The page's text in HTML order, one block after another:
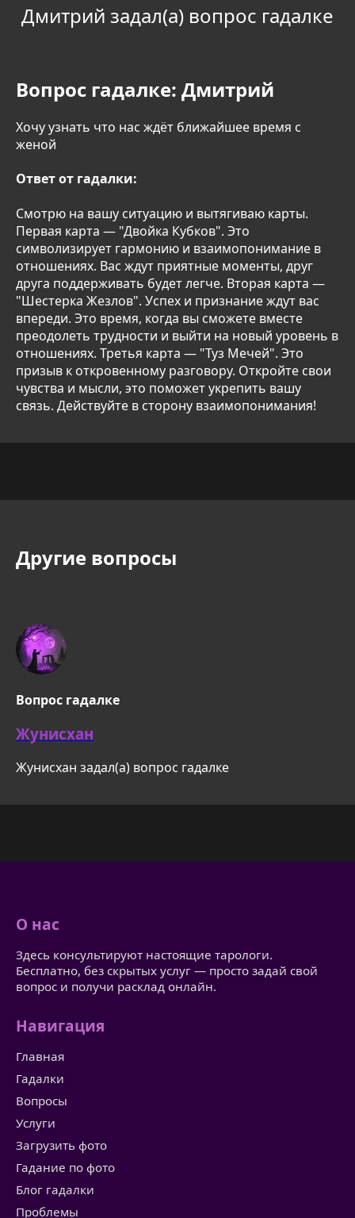
Дмитрий задал(а) вопрос гадалке
Вопрос гадалке: Дмитрий
Хочу узнать что нас ждёт ближайшее время с
женой
Ответ от гадалки:
Смотрю на вашу ситуацию и вытягиваю карты.
Первая карта — "Двойка Кубков". Это
символизирует гармонию и взаимопонимание в
отношениях. Вас ждут приятные моменты, друг
друга поддерживать будет легче. Вторая карта —
"Шестерка Жезлов". Успех и признание ждут вас
впереди. Это время, когда вы сможете вместе
преодолеть трудности и выйти на новый уровень в
отношениях. Третья карта — "Туз Мечей". Это
призыв к откровенному разговору. Откройте свои
чувства и мысли, это поможет укрепить вашу
связь. Действуйте в сторону взаимопонимания!
Другие вопросы
Вопрос гадалке
Жунисхан
Жунисхан задал(а) вопрос гадалке
О нас
Здесь консультируют настоящие тарологи.
Бесплатно, без скрытых услуг — просто задай свой
вопрос и получи расклад онлайн.
Навигация
Главная
Гадалки
Вопросы
Услуги
Загрузить фото
Гадание по фото
Блог гадалки
Проблемы